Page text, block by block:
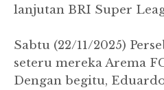
lanjutan BRI Super
Sabtu (22/11/2025)
seteru mereka Arema
Dengan begitu,